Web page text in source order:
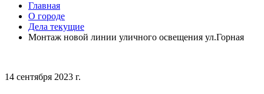
Главная
О городе
Дела текущие
Монтаж новой линии уличного освещения ул.Горная
14 сентября 2023 г.